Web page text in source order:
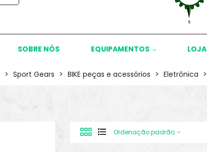
SOBRE NÓS EQUIPAMENTOS LOJA
> Sport Gears > BIKE peças e acessórios > Eletrônica >
Ordenação padrão